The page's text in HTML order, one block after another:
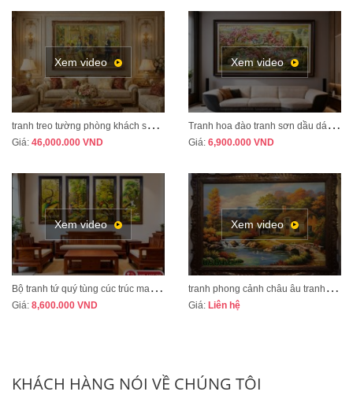
Xem video
t
ranh treo tường phòng khách sang trọng phong cách tân cổ điển mã CD02
Giá: 46,000.000 VND
Xem video
T
ranh hoa đào tranh sơn dầu dát vàng vẽ thủ công MÃ HD07
Giá: 6,900.000 VND
Xem video
B
ộ tranh tứ quý tùng cúc trúc mai tranh bốn mùa xuân hạ thu đông mã TQ13A
Giá: 8,600.000 VND
Xem video
t
ranh phong cảnh châu âu tranh sơn dầu cao cấp mã CA01
Giá: Liên hệ
KHÁCH HÀNG NÓI VỀ CHÚNG TÔI